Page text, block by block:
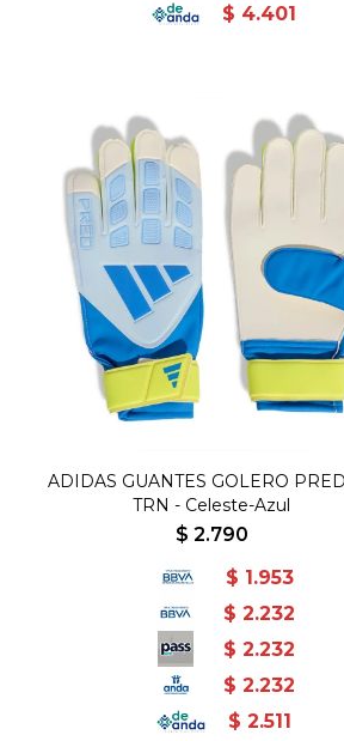
$ 4.401
ADIDAS GUANTES GOLERO
TRN - Celeste-Azul
$ 2.790
$ 1.953
$ 2.232
$ 2.232
$ 2.232
$ 2.511